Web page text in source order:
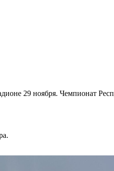
29 ноября. Чемпионат